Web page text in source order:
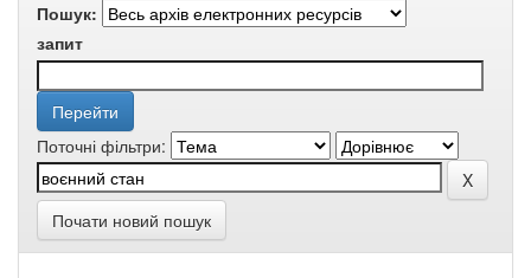
Пошук:
запит
Поточні фільтри:
Почати новий пошук